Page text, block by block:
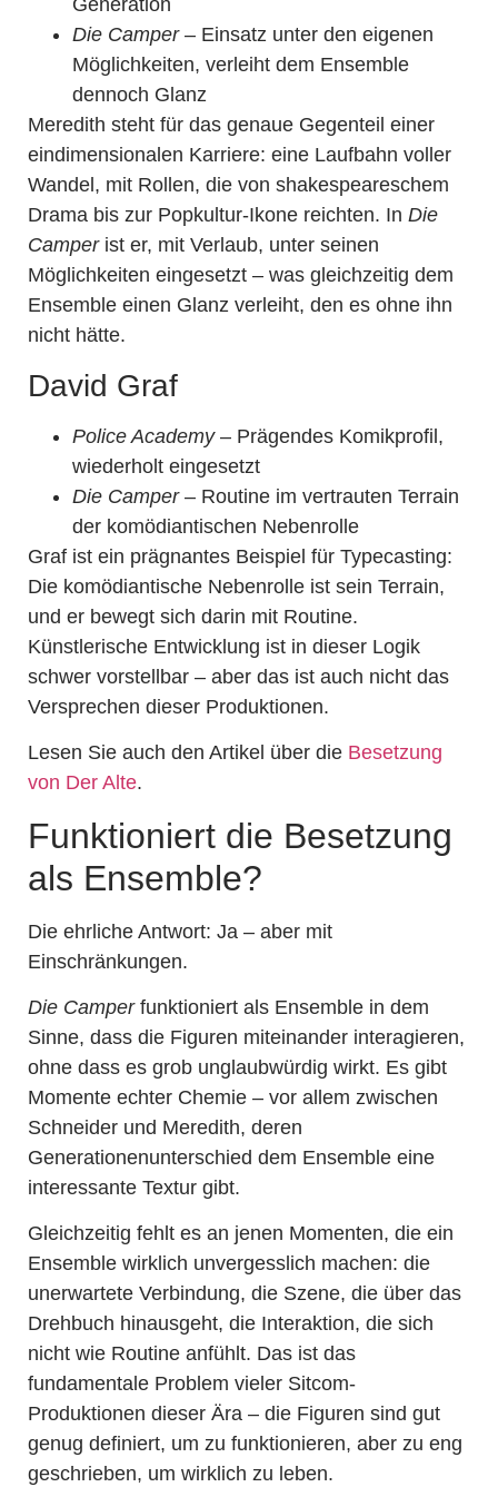
Generation
Die Camper– Einsatz unter den eigenen
Möglichkeiten, verleiht dem Ensemble
dennoch Glanz
Meredith steht für das genaue Gegenteil einer
eindimensionalen Karriere: eine Laufbahn voller
Wandel, mit Rollen, die von shakespeareschem
Drama bis zur Popkultur-Ikone reichten. In Die
Camperist er, mit Verlaub, unter seinen
Möglichkeiten eingesetzt – was gleichzeitig dem
Ensemble einen Glanz verleiht, den es ohne ihn
nicht hätte.
David Graf
Police Academy– Prägendes Komikprofil,
wiederholt eingesetzt
Die Camper– Routine im vertrauten Terrain
der komödiantischen Nebenrolle
Graf ist ein prägnantes Beispiel für Typecasting:
Die komödiantische Nebenrolle ist sein Terrain,
und er bewegt sich darin mit Routine.
Künstlerische Entwicklung ist in dieser Logik
schwer vorstellbar – aber das ist auch nicht das
Versprechen dieser Produktionen.
Lesen Sie auch den Artikel über die Besetzung
von Der Alte.
Funktioniert die Besetzung
als Ensemble?
Die ehrliche Antwort: Ja – aber mit
Einschränkungen.
Die Camperfunktioniert als Ensemble in dem
Sinne, dass die Figuren miteinander interagieren,
ohne dass es grob unglaubwürdig wirkt. Es gibt
Momente echter Chemie – vor allem zwischen
Schneider und Meredith, deren
Generationenunterschied dem Ensemble eine
interessante Textur gibt.
Gleichzeitig fehlt es an jenen Momenten, die ein
Ensemble wirklich unvergesslich machen: die
unerwartete Verbindung, die Szene, die über das
Drehbuch hinausgeht, die Interaktion, die sich
nicht wie Routine anfühlt. Das ist das
fundamentale Problem vieler Sitcom-
Produktionen dieser Ära – die Figuren sind gut
genug definiert, um zu funktionieren, aber zu eng
geschrieben, um wirklich zu leben.